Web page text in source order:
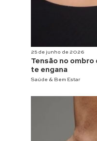
25 de junho de 2026
Tensão no
te engana
Saúde & Bem Estar